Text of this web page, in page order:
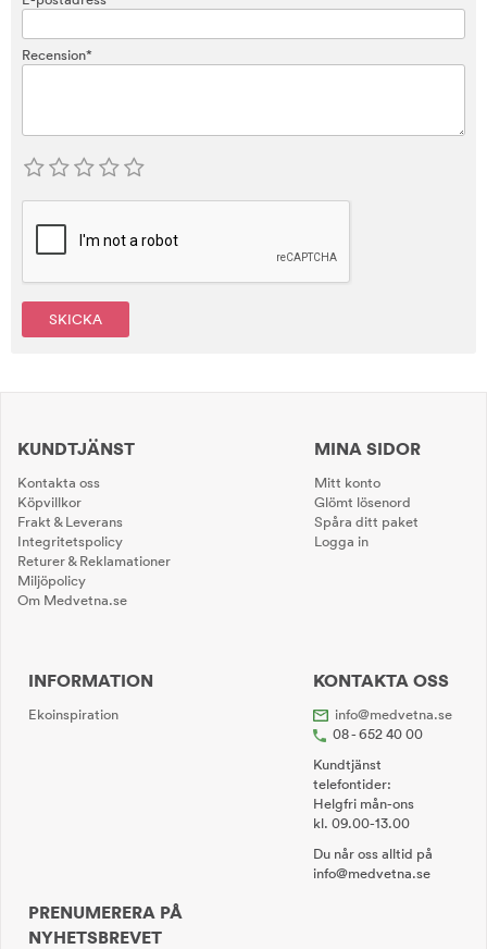
Recension*
SKICKA
KUNDTJÄNST
Kontakta oss
Köpvillkor
Frakt & Leverans
Integritetspolicy
Returer & Reklamationer
Miljöpolicy
Om Medvetna.se
MINA SIDOR
Mitt konto
Glömt lösenord
Spåra ditt paket
Logga in
INFORMATION
Ekoinspiration
KONTAKTA OSS
info@medvetna.se
08 - 652 40 00
Kundtjänst
telefontider:
Helgfri mån-ons
kl. 09.00-13.00
Du når oss alltid på
info@medvetna.se
PRENUMERERA PÅ
NYHETSBREVET